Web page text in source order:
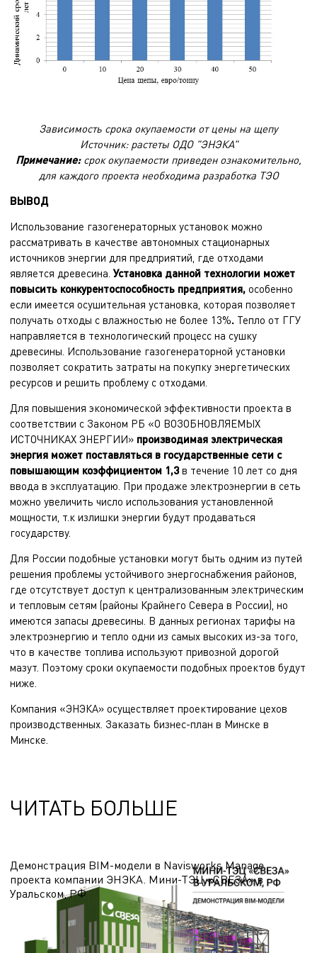
Зависимость срока окупаемости от цены на щепу
Источник: растеты ОДО "ЭНЭКА"
Примечание:срок окупаемости приведен ознакомительно,
для каждого проекта необходима разработка ТЭО
ВЫВОД
Использование газогенераторных установок можно
рассматривать в качестве автономных стационарных
источников энергии для предприятий, где отходами
является древесина. Установка данной технологии может
повысить конкурентоспособность предприятия, особенно
если имеется осушительная установка, которая позволяет
получать отходы с влажностью не более 13%. Тепло от ГГУ
направляется в технологический процесс на сушку
древесины. Использование газогенераторной установки
позволяет сократить затраты на покупку энергетических
ресурсов и решить проблему с отходами.
Для повышения экономической эффективности проекта в
соответствии с Законом РБ «О ВОЗОБНОВЛЯЕМЫХ
ИСТОЧНИКАХ ЭНЕРГИИ» производимая электрическая
энергия может поставляться в государственные сети с
повышающим коэффициентом 1,3в течение 10 лет со дня
ввода в эксплуатацию. При продаже электроэнергии в сеть
можно увеличить число использования установленной
мощности, т.к излишки энергии будут продаваться
государству.
Для России подобные установки могут быть одним из путей
решения проблемы устойчивого энергоснабжения районов,
где отсутствует доступ к централизованным электрическим
и тепловым сетям (районы Крайнего Севера в России), но
имеются запасы древесины. В данных регионах тарифы на
электроэнергию и тепло одни из самых высоких из-за того,
что в качестве топлива используют привозной дорогой
мазут. Поэтому сроки окупаемости подобных проектов будут
ниже.
Компания «ЭНЭКА» осуществляет проектирование цехов
производственных Заказать бизнес-план в Минске в
Минске.
ЧИТАТЬ БОЛЬШЕ
Демонстрация BIM-модели в Navisworks Manage
проекта компании ЭНЭКА. Мини-ТЭЦ «СВЕЗА» в
Уральском, РФ
В видео показано здание Мини-ТЭЦ с выработкой электрической и тепловой
энергии для деревообрабатывающего комбината «СВЕЗА» в Уральском, РФ
23.10.2024